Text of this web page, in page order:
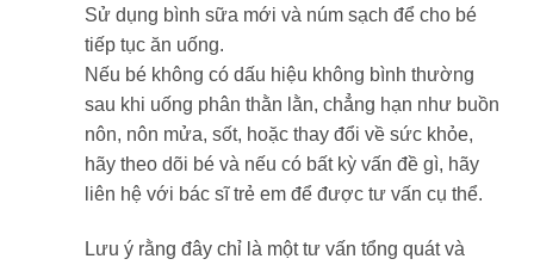
Sử dụng bình sữa mới và núm sạch để cho bé
tiếp tục ăn uống.
Nếu bé không có dấu hiệu không bình thường
sau khi uống phân thằn lằn, chẳng hạn như buồn
nôn, nôn mửa, sốt, hoặc thay đổi về sức khỏe,
hãy theo dõi bé và nếu có bất kỳ vấn đề gì, hãy
liên hệ với bác sĩ trẻ em để được tư vấn cụ thể.
Lưu ý rằng đây chỉ là một tư vấn tổng quát và